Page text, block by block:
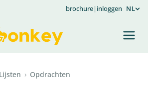
brochure| inloggen NL
Lijsten › Opdrachten